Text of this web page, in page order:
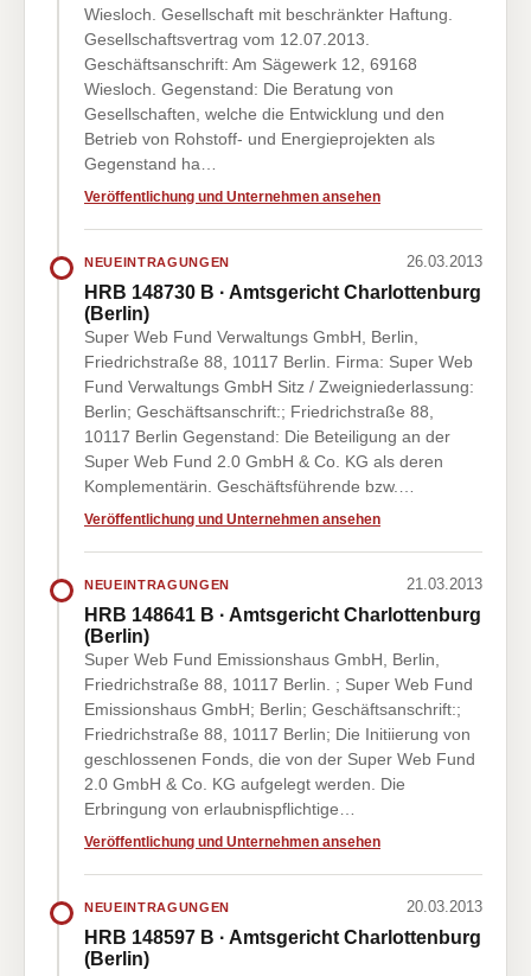
Wiesloch. Gesellschaft mit beschränkter Haftung.
Gesellschaftsvertrag vom 12.07.2013.
Geschäftsanschrift: Am Sägewerk 12, 69168
Wiesloch. Gegenstand: Die Beratung von
Gesellschaften, welche die Entwicklung und den
Betrieb von Rohstoff- und Energieprojekten als
Gegenstand ha…
Veröffentlichung und Unternehmen ansehen
NEUEINTRAGUNGEN 26.03.2013
HRB 148730 B · Amtsgericht Charlottenburg
(Berlin)
Super Web Fund Verwaltungs GmbH, Berlin,
Friedrichstraße 88, 10117 Berlin. Firma: Super Web
Fund Verwaltungs GmbH Sitz / Zweigniederlassung:
Berlin; Geschäftsanschrift:; Friedrichstraße 88,
10117 Berlin Gegenstand: Die Beteiligung an der
Super Web Fund 2.0 GmbH & Co. KG als deren
Komplementärin. Geschäftsführende bzw.…
Veröffentlichung und Unternehmen ansehen
NEUEINTRAGUNGEN 21.03.2013
HRB 148641 B · Amtsgericht Charlottenburg
(Berlin)
Super Web Fund Emissionshaus GmbH, Berlin,
Friedrichstraße 88, 10117 Berlin. ; Super Web Fund
Emissionshaus GmbH; Berlin; Geschäftsanschrift:;
Friedrichstraße 88, 10117 Berlin; Die Initiierung von
geschlossenen Fonds, die von der Super Web Fund
2.0 GmbH & Co. KG aufgelegt werden. Die
Erbringung von erlaubnispflichtige…
Veröffentlichung und Unternehmen ansehen
NEUEINTRAGUNGEN 20.03.2013
HRB 148597 B · Amtsgericht Charlottenburg
(Berlin)